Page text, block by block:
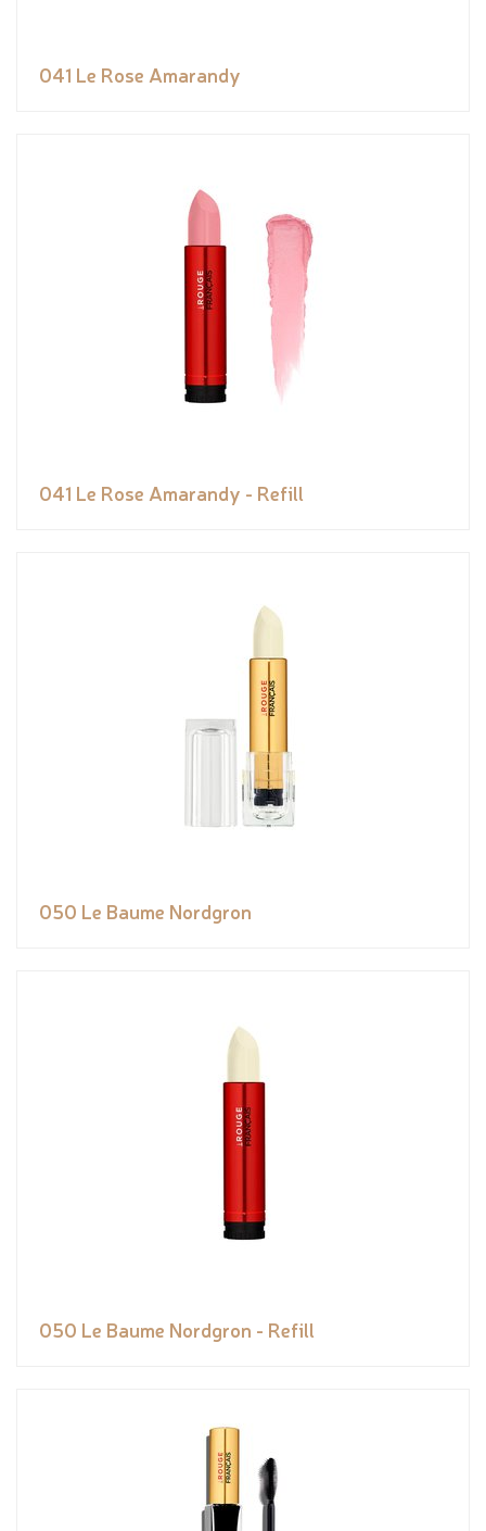
041 Le Rose Amarandy
041 Le Rose Amarandy - Refill
050 Le Baume Nordgron
050 Le Baume Nordgron - Refill